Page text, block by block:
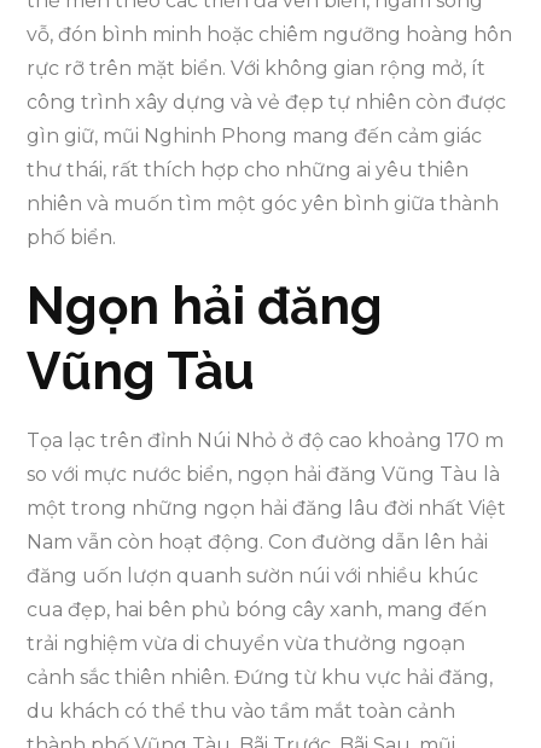
vỗ, đón bình minh hoặc chiêm ngưỡng hoàng hôn
rực rỡ trên mặt biển. Với không gian rộng mở, ít
công trình xây dựng và vẻ đẹp tự nhiên còn được
gìn giữ, mũi Nghinh Phong mang đến cảm giác
thư thái, rất thích hợp cho những ai yêu thiên
nhiên và muốn tìm một góc yên bình giữa thành
phố biển.
Ngọn hải đăng
Vũng Tàu
Tọa lạc trên đỉnh Núi Nhỏ ở độ cao khoảng 170 m
so với mực nước biển, ngọn hải đăng Vũng Tàu là
một trong những ngọn hải đăng lâu đời nhất Việt
Nam vẫn còn hoạt động. Con đường dẫn lên hải
đăng uốn lượn quanh sườn núi với nhiều khúc
cua đẹp, hai bên phủ bóng cây xanh, mang đến
trải nghiệm vừa di chuyển vừa thưởng ngoạn
cảnh sắc thiên nhiên. Đứng từ khu vực hải đăng,
du khách có thể thu vào tầm mắt toàn cảnh